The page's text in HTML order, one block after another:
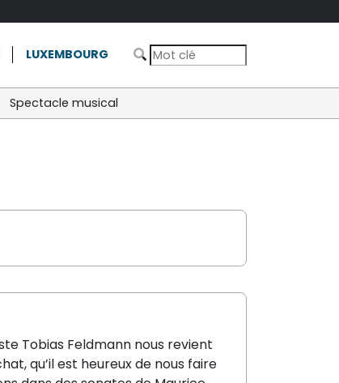
LUXEMBOURG
Spectacle musical
Tobias Feldmann nous revient
qu’il est heureux de nous faire